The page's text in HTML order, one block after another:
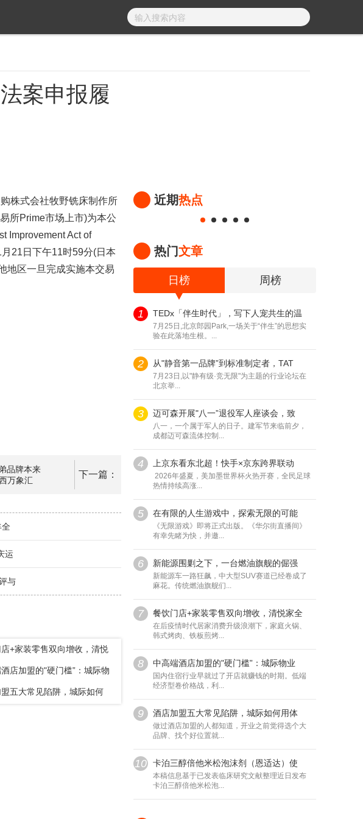
案申报履
株式会社牧野铣床制作所
所Prime市场上市)为本公
Improvement Act of
21日下午11时59分(日本
地区一旦完成实施本交易
品牌本来
万象汇
下一篇：
全
运
与
+家装零售双向增收，清悦
店加盟的"硬门槛”：城际物
五大常见陷阱，城际如何
近期热点
热门文章
日榜 周榜
1 TEDx「伴生时代」，写下人宠共生的温
7月25日,北京郎园Park,一场关于“伴生”的思想实
验在此落地生根。...
2 从"静音第一品牌”到标准制定者，TAT
7月23日,以"静有级·竞无限"为主题的行业论坛在
北京举...
3 迈可森开展"八一”退役军人座谈会，致
八一，一个属于军人的日子。建军节来临前夕，
成都迈可森流体控制...
4 上京东看东北超！快手×京东跨界联动
2026年盛夏，美加墨世界杯火热开赛，全民足球
热情持续高涨...
5 在有限的人生游戏中，探索无限的可能
《无限游戏》即将正式出版。《华尔街直播间》
有幸先睹为快，并邀...
6 新能源围剿之下，一台燃油旗舰的倔强
新能源车一路狂飙，中大型SUV赛道已经卷成了
麻花。传统燃油旗舰们...
7 餐饮门店+家装零售双向增收，清悦家全
在后疫情时代居家消费升级浪潮下，家庭火锅、
韩式烤肉、铁板煎烤...
8 中高端酒店加盟的"硬门槛”：城际物业
国内住宿行业早就过了开店就赚钱的时期。低端
经济型卷价格战，利...
9 酒店加盟五大常见陷阱，城际如何用体
做过酒店加盟的人都知道，开业之前觉得选个大
品牌、找个好位置就...
10 卡泊三醇倍他米松泡沫剂（恩适达）使
本稿信息基于已发表临床研究文献整理近日发布
卡泊三醇倍他米松泡...